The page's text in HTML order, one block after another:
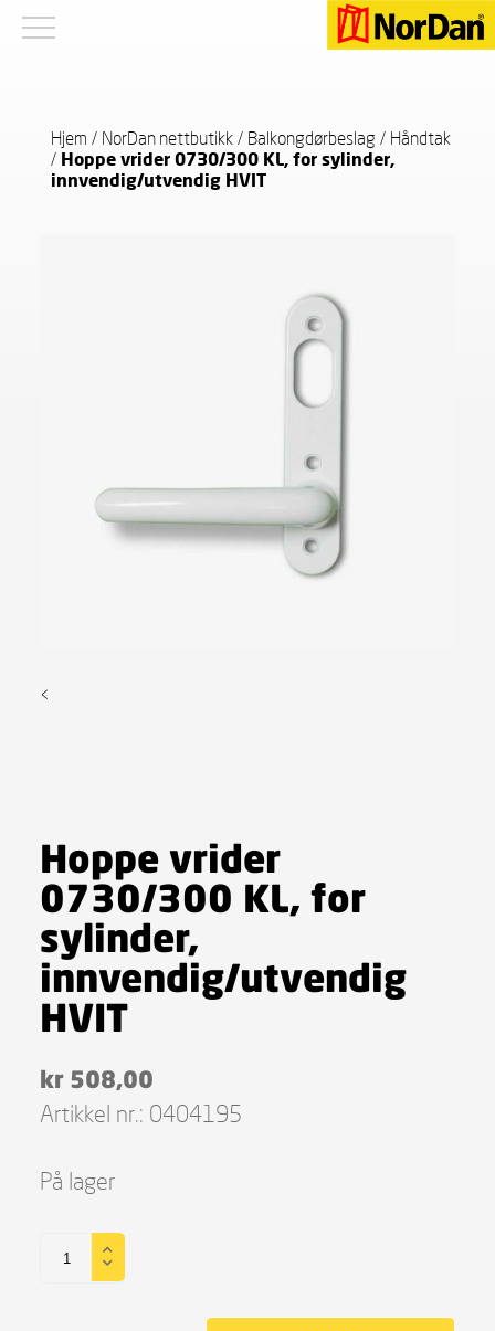
Hjem / NorDan nettbutikk / Balkongdørbeslag / Håndtak
/Hoppe vrider 0730/300 KL, for sylinder,
innvendig/utvendig HVIT
<
Hoppe vrider
0730/300 KL, for
sylinder,
innvendig/utvendig
HVIT
kr 508,00
Artikkel nr.: 0404195
På lager